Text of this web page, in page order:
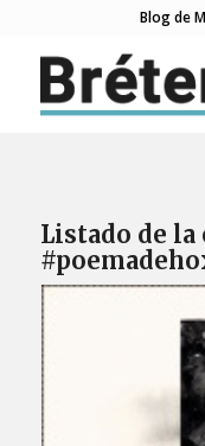
Blog de
Listado de la